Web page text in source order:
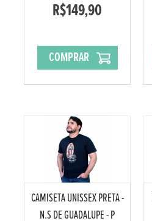
R$149,90
COMPRAR
CAMISETA UNISSEX PRETA -
N.S DE GUADALUPE - P